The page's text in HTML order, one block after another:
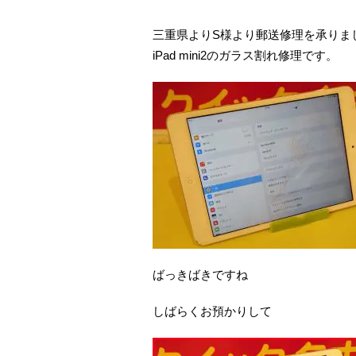
三重県よりS様より郵送修理を承りま
iPad mini2のガラス割れ修理です。
ばっきばきですね
しばらくお預かりして